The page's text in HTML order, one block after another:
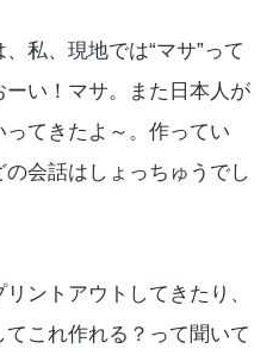
私、現地では“マサ”って
い！マサ。また日本人が
てきたよ～。作ってい
会話はしょっちゅうでし
ントアウトしてきたり、
これ作れる？って聞いて